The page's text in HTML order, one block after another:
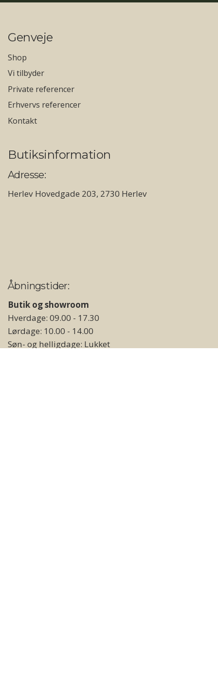
Genveje
Shop
Vi tilbyder
Private referencer
Erhvervs referencer
Kontakt
Butiksinformation
Adresse:
Herlev Hovedgade 203, 2730 Herlev
Åbningstider:
Butik og showroom
Hverdage: 09.00 - 17.30
Lørdage: 10.00 - 14.00
Søn- og helligdage: Lukket